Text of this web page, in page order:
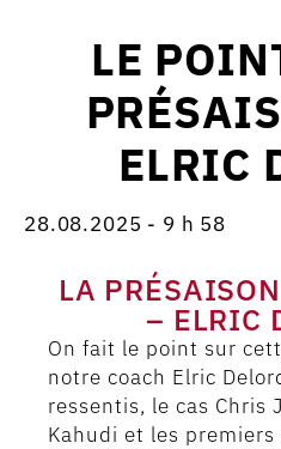
LE
ELRIC
28.08.2025 - 9 h 58
LA
– ELRIC
On fait le point sur
notre coach Elric
ressentis, le cas Chris
Kahudi et les